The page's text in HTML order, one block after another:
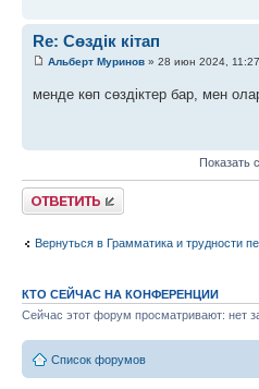
Re: Сөздік кітап
Альберт Муринов » 28 июн 2024, 11:27
менде көп сөздіктер бар, мен
Показать
Ответить
Вернуться в Грамматика и трудности
КТО СЕЙЧАС НА КОНФЕРЕНЦИИ
Сейчас этот форум просматривают: нет
Список форумов